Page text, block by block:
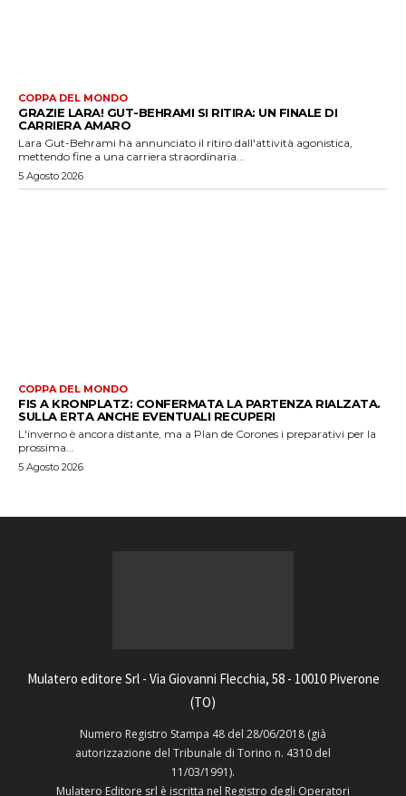
COPPA DEL MONDO
GRAZIE LARA! GUT-BEHRAMI SI RITIRA: UN FINALE DI
CARRIERA AMARO
Lara Gut-Behrami ha annunciato il ritiro dall'attività agonistica,
mettendo fine a una carriera straordinaria...
5 Agosto 2026
COPPA DEL MONDO
FIS A KRONPLATZ: CONFERMATA LA PARTENZA RIALZATA.
SULLA ERTA ANCHE EVENTUALI RECUPERI
L'inverno è ancora distante, ma a Plan de Corones i preparativi per la
prossima...
5 Agosto 2026
Mulatero editore Srl - Via Giovanni Flecchia, 58 - 10010 Piverone
(TO)
Numero Registro Stampa 48 del 28/06/2018 (già
autorizzazione del Tribunale di Torino n. 4310 del
11/03/1991).
Mulatero Editore srl è iscritta nel Registro degli Operatori